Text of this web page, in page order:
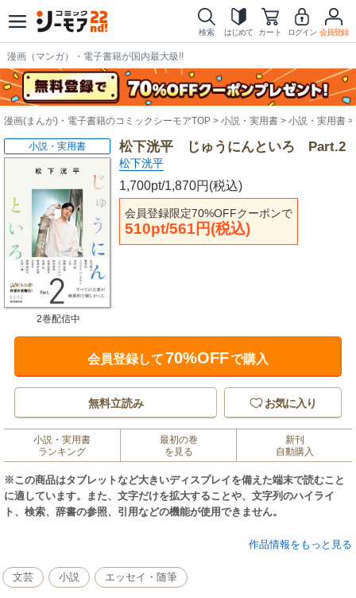
検索 はじめて カート ログイン 会員登録
漫画（マンガ）・電子書籍が国内最大級!!
漫画(まんが)・電子書籍のコミックシーモアTOP 小説・実用書 小説・実用書
松下洸平 じゅうにんといろ Part.2
松下洸平
1,700pt/1,870円(税込)
会員登録限定70%OFFクーポンで
510pt/561円(税込)
小説・実用書
2巻配信中
会員登録して70%OFFで購入
無料立読み お気に入り
小説・実用書
ランキング
最初の巻
を見る
新刊
自動購入
※この商品はタブレットなど大きいディスプレイを備えた端末で読むこと
に適しています。また、文字だけを拡大することや、文字列のハイライ
ト、検索、辞書の参照、引用などの機能が使用できません。
AERAで2022年７月から25年１月まで連載し、好評を博した「松下洸平じ
組のゲストとつづった「ここでしかできない話」。当巻は後半15～28組の
ゲストとの対談を収載します。
作品情報をもっと見る
文芸 小説 エッセイ・随筆